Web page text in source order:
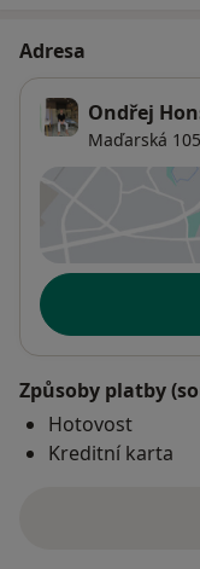
Adresa
Ondřej
Maďarská
Dostupnost
Způsoby platby
Hotovost
Kreditní karta